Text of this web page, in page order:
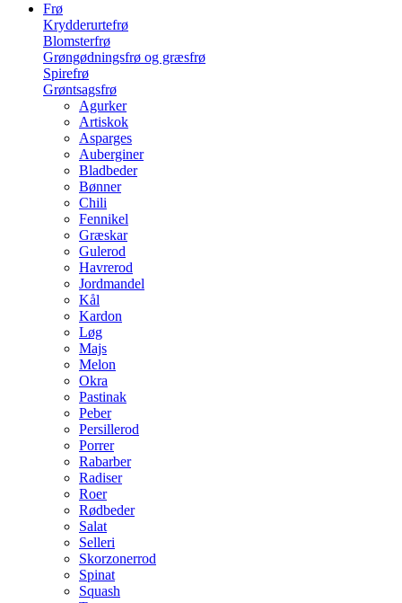
Frø
Krydderurtefrø
Blomsterfrø
Grøngødningsfrø og græsfrø
Spirefrø
Grøntsagsfrø
Agurker
Artiskok
Asparges
Auberginer
Bladbeder
Bønner
Chili
Fennikel
Græskar
Gulerod
Havrerod
Jordmandel
Kål
Kardon
Løg
Majs
Melon
Okra
Pastinak
Peber
Persillerod
Porrer
Rabarber
Radiser
Roer
Rødbeder
Salat
Selleri
Skorzonerrod
Spinat
Squash